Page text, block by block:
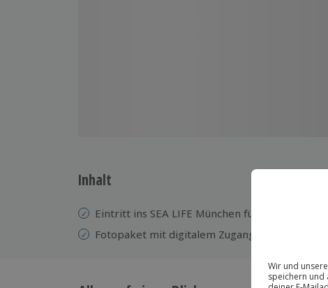
Inhalt
Eintritt ins SEA LIFE München für 1 Kind
Fotopaket mit digitalem Zugang zu deinem Foto